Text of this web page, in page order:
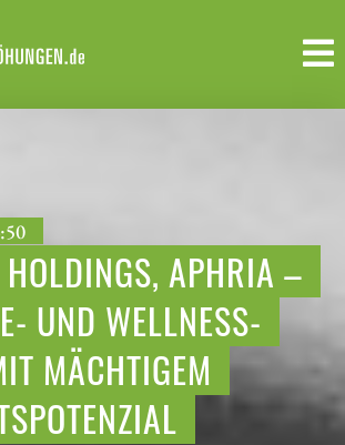
APHRIA –
UND WELLNESS-
MÄCHTIGEM